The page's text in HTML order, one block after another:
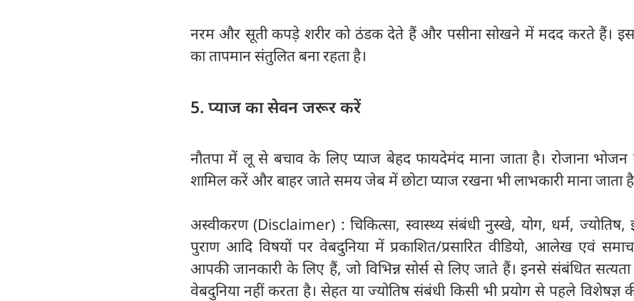
नरम और सूती कपड़े शरीर को ठंडक देते हैं और पसीना सोखने में मदद करते हैं।
का तापमान संतुलित बना रहता है।
5. प्याज का सेवन जरूर करें
नौतपा में लू से बचाव के लिए प्याज बेहद फायदेमंद माना जाता है। रोजाना भोजन
शामिल करें और बाहर जाते समय जेब में छोटा प्याज रखना भी लाभकारी माना जाता
अस्वीकरण (Disclaimer) : चिकित्सा, स्वास्थ्य संबंधी नुस्खे, योग, धर्म, ज्योतिष,
पुराण आदि विषयों पर वेबदुनिया में प्रकाशित/प्रसारित वीडियो, आलेख एवं
आपकी जानकारी के लिए हैं, जो विभिन्न सोर्स से लिए जाते हैं। इनसे संबंधित सत्यता
वेबदुनिया नहीं करता है। सेहत या ज्योतिष संबंधी किसी भी प्रयोग से पहले विशेषज्ञ